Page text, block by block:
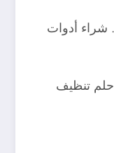
شراء أدوات
تنظيف